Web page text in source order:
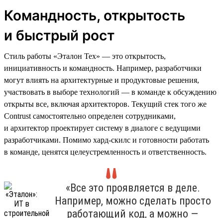
Командность, открытость
и быстрый рост
Стиль работы «Эталон Тех» — это открытость,
инициативность и командность. Например, разработчики
могут влиять на архитектурные и продуктовые решения,
участвовать в выборе технологий — в команде к обсуждению
открыты все, включая архитекторов. Текущий стек того же
Contrust самостоятельно определен сотрудниками,
и архитектор проектирует систему в диалоге с ведущими
разработчиками. Помимо хард-скилс и готовности работать
в команде, ценятся целеустремленность и ответственность.
«Все это проявляется в деле.
Например, можно сделать просто
работающий код, а можно —